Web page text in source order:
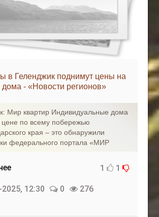
в Геленджик поднимут цены на
дома - «Новости регионов»
Мир квартир Индивидуальные дома
цене по всему побережью
края – это обнаружили
федерального портала «МИР
1 1
12:30 0 276